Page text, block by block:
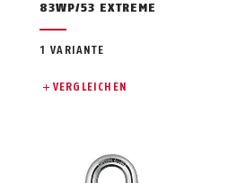
83WP/53 EXTREME
1 VARIANTE
VERGLEICHEN